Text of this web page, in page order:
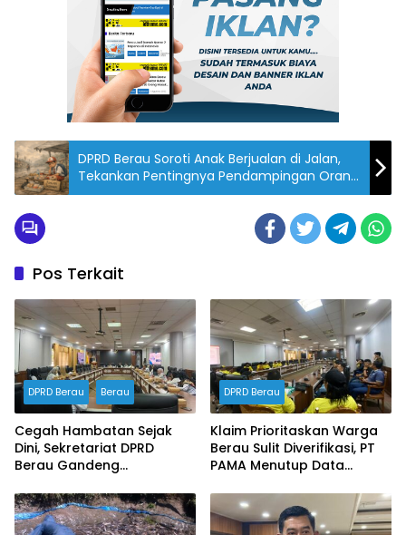
DPRD Berau Soroti Anak Berjualan di Jalan,
Tekankan Pentingnya Pendampingan Orang
Tua
Pos Terkait
DPRD Berau Berau
Cegah Hambatan Sejak
Dini, Sekretariat DPRD
Berau Gandeng
Dokumen Manajemen
Risiko Tahun 2026
DPRD Berau
Klaim Prioritaskan Warga
Berau Sulit Diverifikasi, PT
PAMA Menutup Data
RDP DPRD